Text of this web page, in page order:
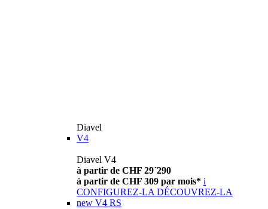
Diavel
V4
Diavel V4
à partir de CHF 29´290
à partir de CHF 309 par mois* i
CONFIGUREZ-LA DÉCOUVREZ-LA
new V4 RS